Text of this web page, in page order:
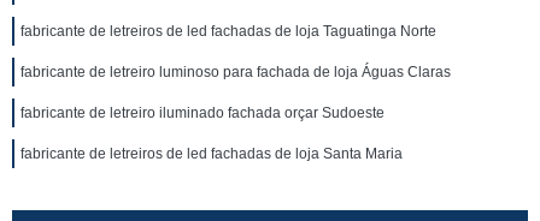
fabricante de letreiros de led fachadas de loja Taguatinga Norte
fabricante de letreiro luminoso para fachada de loja Águas Claras
fabricante de letreiro iluminado fachada orçar Sudoeste
fabricante de letreiros de led fachadas de loja Santa Maria